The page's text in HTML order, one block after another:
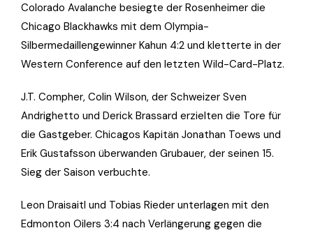
Colorado Avalanche besiegte der Rosenheimer die
Chicago Blackhawks mit dem Olympia-
Silbermedaillengewinner Kahun 4:2 und kletterte in der
Western Conference auf den letzten Wild-Card-Platz.
J.T. Compher, Colin Wilson, der Schweizer Sven
Andrighetto und Derick Brassard erzielten die Tore für
die Gastgeber. Chicagos Kapitän Jonathan Toews und
Erik Gustafsson überwanden Grubauer, der seinen 15.
Sieg der Saison verbuchte.
Leon Draisaitl und Tobias Rieder unterlagen mit den
Edmonton Oilers 3:4 nach Verlängerung gegen die